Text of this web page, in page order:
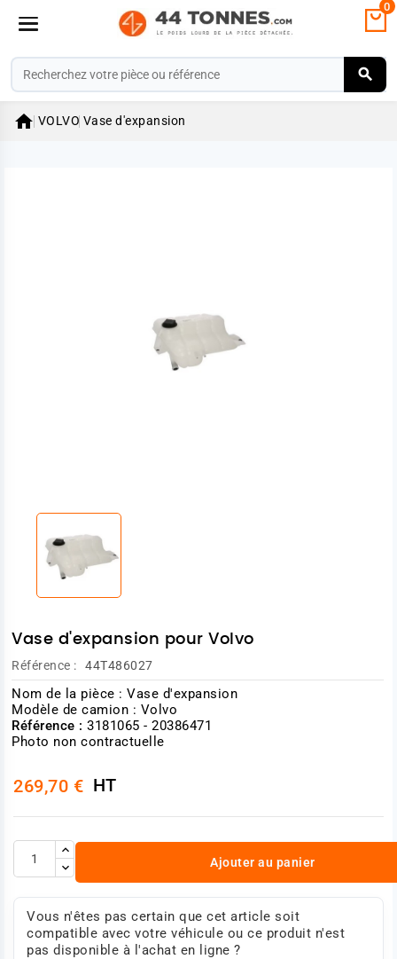
0
 VOLVO Vase d'expansion
Vase d'expansion pour Volvo
Référence : 44T486027
Nom de la pièce : Vase d'expansion
Modèle de camion : Volvo
Référence : 3181065 - 20386471
Photo non contractuelle
269,70 € HT
Ajouter au panier
Vous n'êtes pas certain que cet article soit
compatible avec votre véhicule ou ce produit n'est
pas disponible à l'achat en ligne ?